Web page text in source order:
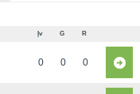
Įv G R
0 0 0